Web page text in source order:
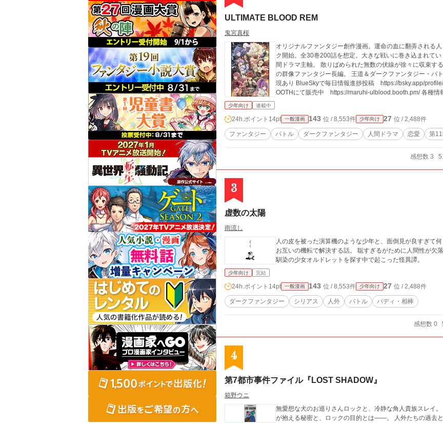
ULTIMATE BLOOD REM
鬼宮真桜
オリジナルファンタジー創作漫画。運命の血に翻弄される
ク開始。全30巻200話を想定。大きな戦いに巻き込まれて
間ドラマ主軸。 散りばめられた無数の伏線が徐々に収束する構成美で綴る、愛がテーマ、感情ぶん殴り、皆が主役
の群像ファンタジー長編。 王道＆ダークファンタジー・バトル・流血・死・クリーチャー・男女恋愛・アダルト表
現あり BlueSkyで毎日情報進捗投稿 https://bsky.app/profile/ulblood.com 【ULTIMATE BLOOD REM】第1・2巻 B
OOTHにて販売中 https://maruhi-ulblood.booth.pm/ 各種
少年向け 連載中
24h.ポイント 14pt 一般漫画 143 位 / 8,553件 少年向け 27 位 / 2,488件
ファンタジー バトル ダークファンタジー 人間ドラマ 恋愛 第
感想数 3
3
虚数の太陽
雨流し
人の皮を被った演算機のような少年と、面倒見が良すぎて
お互いの機転で解決する話。 聡すぎるがために人間性が欠落している騎士見習アイザックが、突然いなくなった幼
馴染の少女オルドレットを探す中で起こった怪異譚。
少年向け 完結
24h.ポイント 14pt 一般漫画 143 位 / 8,553件 少年向け 27 位 / 2,488件
ダークファンタジー シリアス 人外 バトル バディ・相棒
感想数 0
4
第7都市事件ファイル『LOST SHADOW』
箱野ウニ
無愛想な犬のお巡りさんロックと、冷静な角人貴族スレイ。 第
が抱える秘密と、ロックの目的